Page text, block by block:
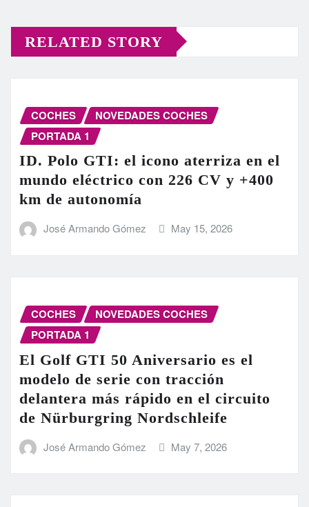
RELATED STORY
COCHES
NOVEDADES COCHES
PORTADA 1
ID. Polo GTI: el icono aterriza en el
mundo eléctrico con 226 CV y +400
km de autonomía
José Armando Gómez May 15, 2026
COCHES
NOVEDADES COCHES
PORTADA 1
El Golf GTI 50 Aniversario es el
modelo de serie con tracción
delantera más rápido en el circuito
de Nürburgring Nordschleife
José Armando Gómez May 7, 2026